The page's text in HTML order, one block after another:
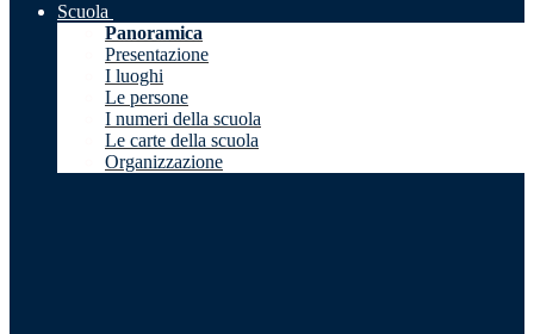
Scuola
Panoramica
Presentazione
I luoghi
Le persone
I numeri della scuola
Le carte della scuola
Organizzazione